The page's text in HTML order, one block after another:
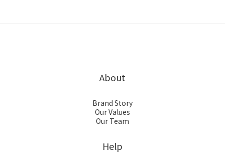
About
Brand Story
Our Values
Our Team
Help